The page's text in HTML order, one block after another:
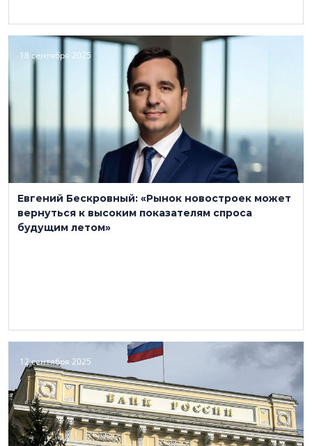
18 сентября 2025
Евгений Бескровный: «Рынок новостроек может
вернуться к высоким показателям спроса
будущим летом»
12 сентября 2025